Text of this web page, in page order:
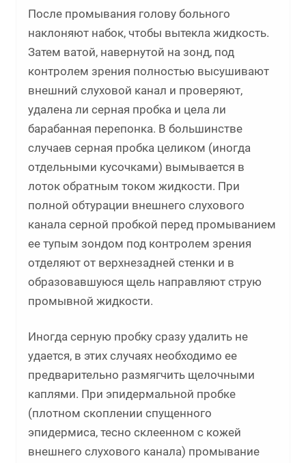
После промывания голову больного
наклоняют набок, чтобы вытекла жидкость.
Затем ватой, навернутой на зонд, под
контролем зрения полностью высушивают
внешний слуховой канал и проверяют,
удалена ли серная пробка и цела ли
барабанная перепонка. В большинстве
случаев серная пробка целиком (иногда
отдельными кусочками) вымывается в
лоток обратным током жидкости. При
полной обтурации внешнего слухового
канала серной пробкой перед промыванием
ее тупым зондом под контролем зрения
отделяют от верхнезадней стенки и в
образовавшуюся щель направляют струю
промывной жидкости.
Иногда серную пробку сразу удалить не
удается, в этих случаях необходимо ее
предварительно размягчить щелочными
каплями. При эпидермальной пробке
(плотном скоплении спущенного
эпидермиса, тесно склеенном с кожей
внешнего слухового канала) промывание